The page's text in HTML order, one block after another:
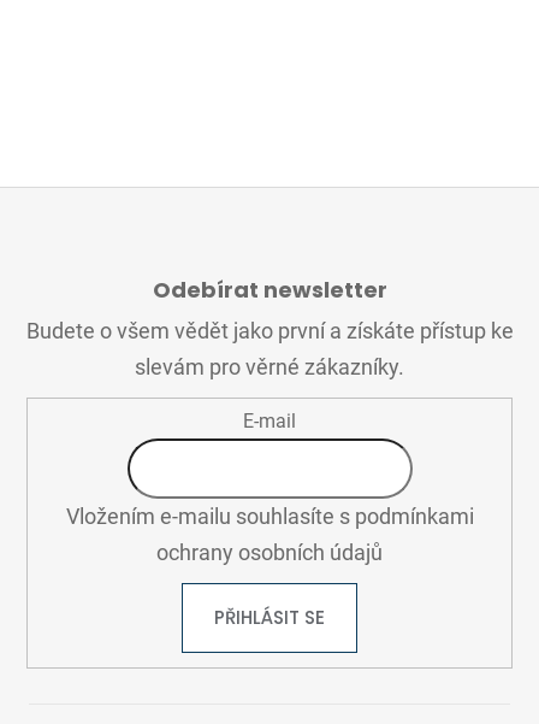
Odebírat newsletter
Budete o všem vědět jako první a získáte přístup ke
slevám pro věrné zákazníky.
E-mail
Vložením e-mailu souhlasíte s podmínkami
ochrany osobních údajů
PŘIHLÁSIT SE